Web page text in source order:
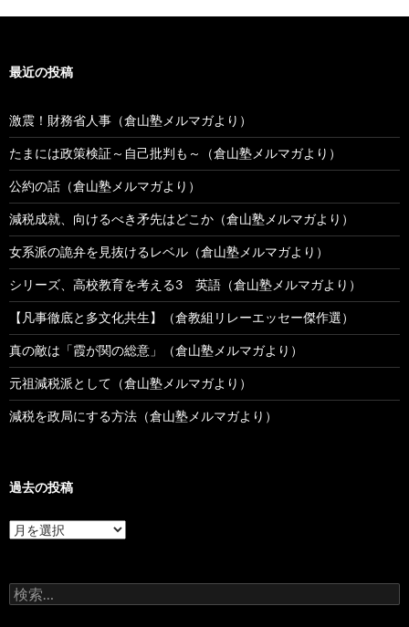
最近の投稿
激震！財務省人事（倉山塾メルマガより）
たまには政策検証～自己批判も～（倉山塾メルマガより）
公約の話（倉山塾メルマガより）
減税成就、向けるべき矛先はどこか（倉山塾メルマガより）
女系派の詭弁を見抜けるレベル（倉山塾メルマガより）
シリーズ、高校教育を考える3 英語（倉山塾メルマガより）
【凡事徹底と多文化共生】（倉教組リレーエッセー傑作選）
真の敵は「霞が関の総意」（倉山塾メルマガより）
元祖減税派として（倉山塾メルマガより）
減税を政局にする方法（倉山塾メルマガより）
過去の投稿
過
去
稿
検
索: